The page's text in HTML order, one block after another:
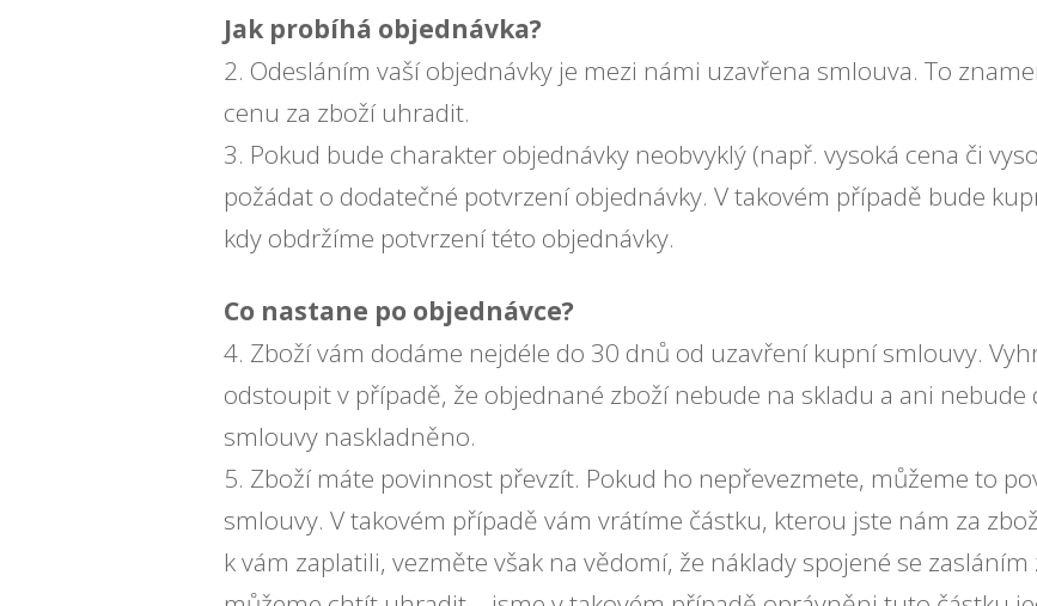
Jak probíhá objednávka?
2. Odesláním vaší objednávky je mezi námi uzavřena smlouva. To
cenu za zboží uhradit.
3. Pokud bude charakter objednávky neobvyklý (např. vysoká cena či
požádat o dodatečné potvrzení objednávky. V takovém případě bude
kdy obdržíme potvrzení této objednávky.
Co nastane po objednávce?
4. Zboží vám dodáme nejdéle do 30 dnů od uzavření kupní smlouvy.
odstoupit v případě, že objednané zboží nebude na skladu a ani
smlouvy naskladněno.
5. Zboží máte povinnost převzít. Pokud ho nepřevezmete, můžeme to
smlouvy. V takovém případě vám vrátíme částku, kterou jste nám za
k vám zaplatili, vezměte však na vědomí, že náklady spojené se